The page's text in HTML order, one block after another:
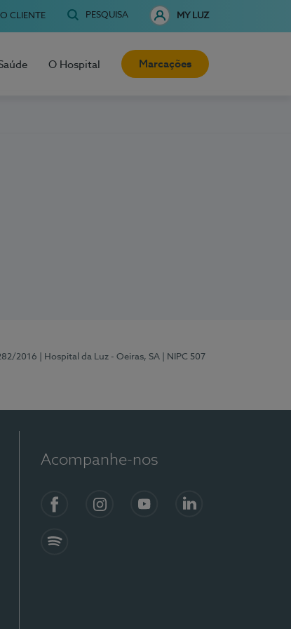
CLIENTE PESQUISA MY LUZ
O Hospital Marcações
2016 | Hospital da Luz - Oeiras, SA
| NIPC 507
Acompanhe-nos